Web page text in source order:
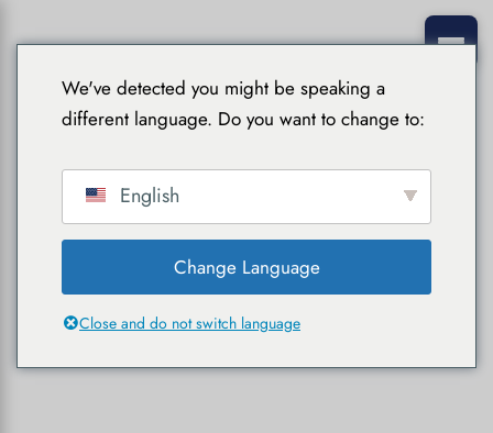
We've detected you might be speaking a
different language. Do you want to change to:
English
Change Language
Close and do not switch language